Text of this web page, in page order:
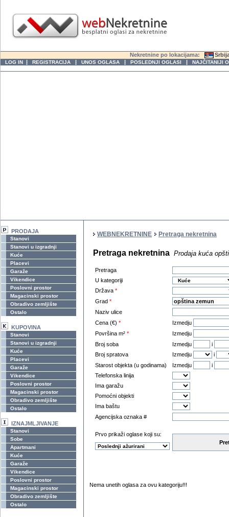
Nekretnine po lokacijama:
LOG IN | REGISTRACIJA | UNOS OGLASA | POSLEDNJI OGLASI | NAJČITANIJI
PRODAJA
Stanovi
Stanovi u izgradnji
Kuće
Placevi
Garaže
Vikendice
Poslovni prostor
Magacinski prostor
Obradivo zemljište
Ostalo
KUPOVINA
Stanovi
Stanovi u izgradnji
Kuće
Placevi
Garaže
Vikendice
Poslovni prostor
Magacinski prostor
Obradivo zemljište
Ostalo
IZNAJMLJIVANJE
Stanovi
Sobe
Apartmani
Kuće
Garaže
Vikendice
Poslovni prostor
Magacinski prostor
Obradivo zemljište
Ostalo
WEBNEKRETNINE Pretraga nekretnina
Pretraga nekretnina Prodaja kuća
Pretraga
U kategoriji
Država *
Grad *
Naziv ulice
Cena (€) *
Izmedju
Površina m² *
Izmedju
Broj soba
Izmedju
i
Broj spratova
Izmedju
i
Starost objekta (u godinama)
Izmedju
i
Telefonska linija
Ima garažu
Pomoćni objekti
Ima baštu
Agencijska oznaka #
Prvo prikaži oglase koji su:
Nema unetih oglasa za ovu kategoriju!!!